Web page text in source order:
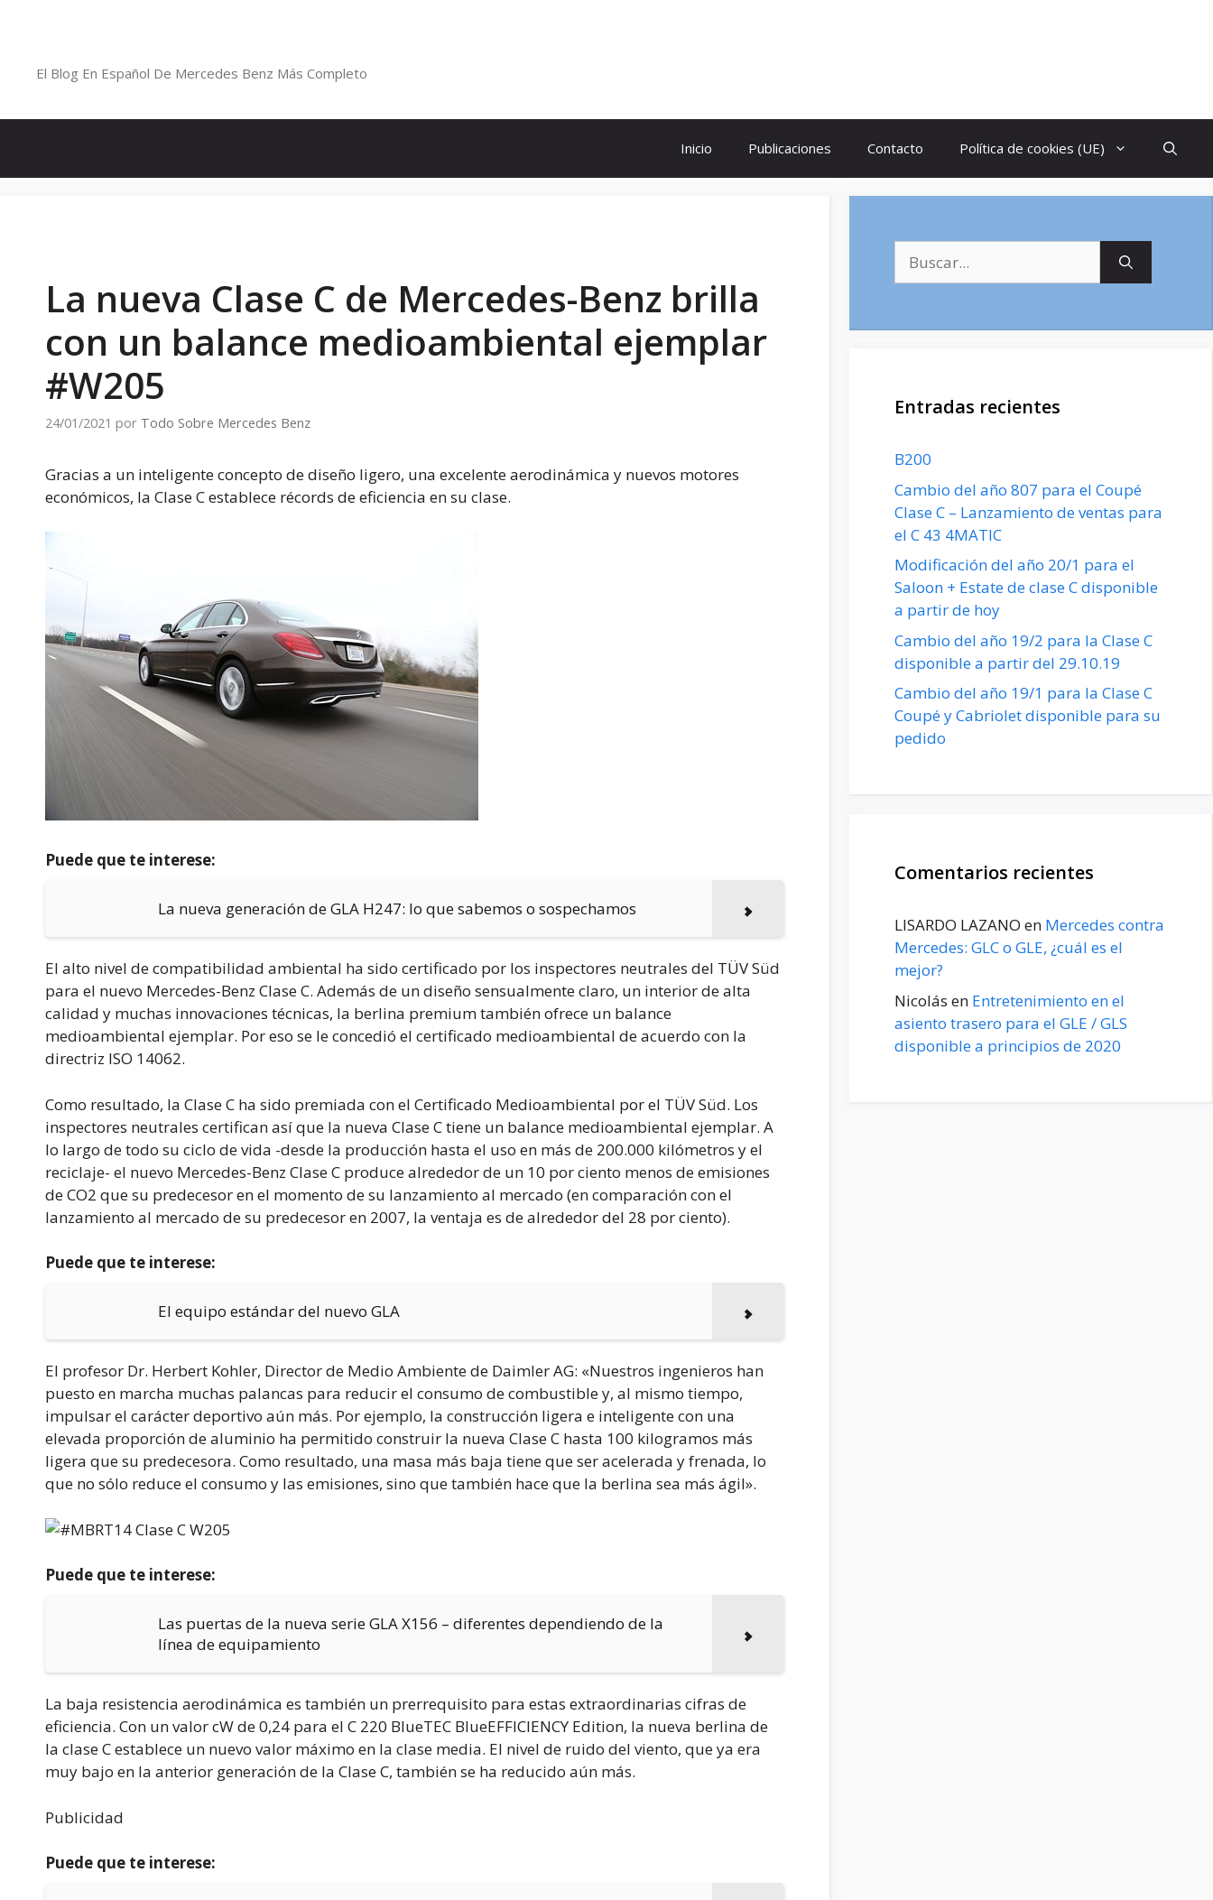
El Blog En Español De Mercedes Benz Más Completo
Inicio Publicaciones Contacto Política de cookies (UE)
La nueva Clase C de Mercedes-Benz brilla
con un balance medioambiental ejemplar
#W205
24/01/2021 por Todo Sobre Mercedes Benz
Gracias a un inteligente concepto de diseño ligero, una excelente aerodinámica y nuevos motores
económicos, la Clase C establece récords de eficiencia en su clase.
Puede que te interese:
La nueva generación de GLA H247: lo que sabemos o sospechamos
El alto nivel de compatibilidad ambiental ha sido certificado por los inspectores neutrales del TÜV Süd
para el nuevo Mercedes-Benz Clase C. Además de un diseño sensualmente claro, un interior de alta
calidad y muchas innovaciones técnicas, la berlina premium también ofrece un balance
medioambiental ejemplar. Por eso se le concedió el certificado medioambiental de acuerdo con la
directriz ISO 14062.
Como resultado, la Clase C ha sido premiada con el Certificado Medioambiental por el TÜV Süd. Los
inspectores neutrales certifican así que la nueva Clase C tiene un balance medioambiental ejemplar. A
lo largo de todo su ciclo de vida -desde la producción hasta el uso en más de 200.000 kilómetros y el
reciclaje- el nuevo Mercedes-Benz Clase C produce alrededor de un 10 por ciento menos de emisiones
de CO2 que su predecesor en el momento de su lanzamiento al mercado (en comparación con el
lanzamiento al mercado de su predecesor en 2007, la ventaja es de alrededor del 28 por ciento).
Puede que te interese:
El equipo estándar del nuevo GLA
El profesor Dr. Herbert Kohler, Director de Medio Ambiente de Daimler AG: «Nuestros ingenieros han
puesto en marcha muchas palancas para reducir el consumo de combustible y, al mismo tiempo,
impulsar el carácter deportivo aún más. Por ejemplo, la construcción ligera e inteligente con una
elevada proporción de aluminio ha permitido construir la nueva Clase C hasta 100 kilogramos más
ligera que su predecesora. Como resultado, una masa más baja tiene que ser acelerada y frenada, lo
que no sólo reduce el consumo y las emisiones, sino que también hace que la berlina sea más ágil».
Puede que te interese:
Las puertas de la nueva serie GLA X156 – diferentes dependiendo de la
línea de equipamiento
La baja resistencia aerodinámica es también un prerrequisito para estas extraordinarias cifras de
eficiencia. Con un valor cW de 0,24 para el C 220 BlueTEC BlueEFFICIENCY Edition, la nueva berlina de
la clase C establece un nuevo valor máximo en la clase media. El nivel de ruido del viento, que ya era
muy bajo en la anterior generación de la Clase C, también se ha reducido aún más.
Publicidad
Puede que te interese:
Entradas recientes
B200
Cambio del año 807 para el Coupé
Clase C – Lanzamiento de ventas para
el C 43 4MATIC
Modificación del año 20/1 para el
Saloon + Estate de clase C disponible
a partir de hoy
Cambio del año 19/2 para la Clase C
disponible a partir del 29.10.19
Cambio del año 19/1 para la Clase C
Coupé y Cabriolet disponible para su
pedido
Comentarios recientes
LISARDO LAZANO en Mercedes contra
Mercedes: GLC o GLE, ¿cuál es el
mejor?
Nicolás en Entretenimiento en el
asiento trasero para el GLE / GLS
disponible a principios de 2020